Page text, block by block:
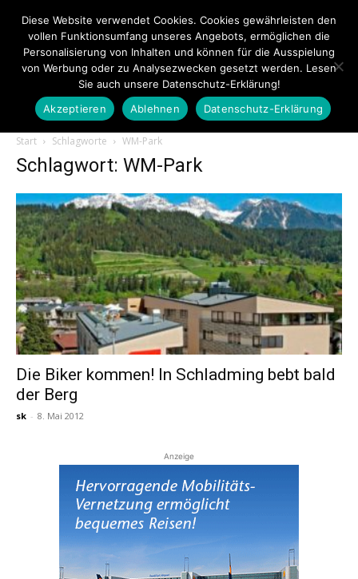
Touristiknews.de
Touristiknews
und
Start Schlagworte WM-Park
Schlagwort: WM-Park
Die Biker kommen! In Schladming bebt bald
der Berg
sk - 8. Mai 2012
Anzeige
Diese Website verwendet Cookies. Cookies gewährleisten den
vollen Funktionsumfang unseres Angebots, ermöglichen die
Personalisierung von Inhalten und können für die Ausspielung
von Werbung oder zu Analysezwecken gesetzt werden. Lesen
Sie auch unsere Datenschutz-Erklärung!
Akzeptieren
Ablehnen Datenschutz-Erklärung